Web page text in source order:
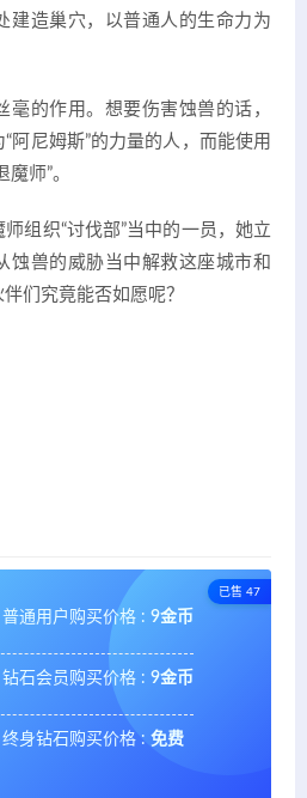
建造巢穴，以普通人的生命力为
毫的作用。想要伤害蚀兽的话，
阿尼姆斯”的力量的人，而能使用
师”。
组织“讨伐部”当中的一员，她立
蚀兽的威胁当中解救这座城市和
们究竟能否如愿呢？
已售 47
普通用户购买价格 : 9金币
钻石会员购买价格 : 9金币
终身钻石购买价格 : 免费